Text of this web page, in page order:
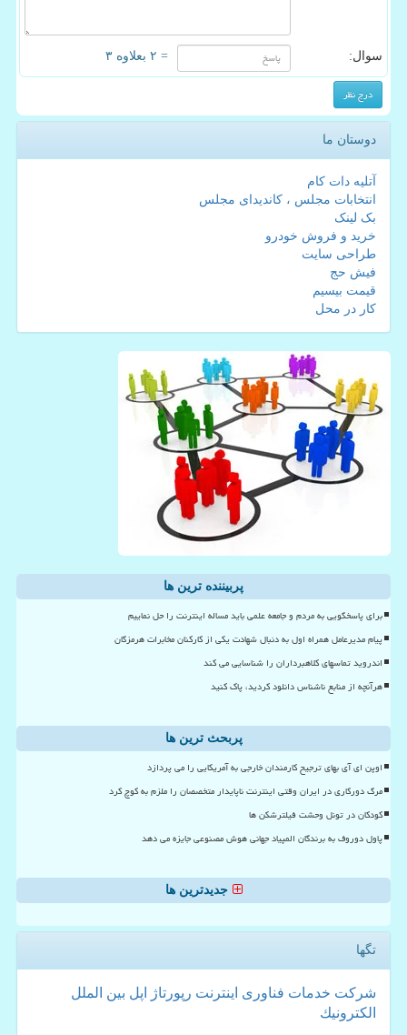
سوال: = ۲ بعلاوه ۳
دوستان ما
آتلیه دات کام
انتخابات مجلس ، کاندیدای مجلس
بک لینک
خرید و فروش خودرو
طراحی سایت
فیش حج
قیمت بیسیم
کار در محل
پربیننده ترین ها
برای پاسخگویی به مردم و جامعه علمی باید مساله اینترنت را حل نماییم
پیام مدیرعامل همراه اول به دنبال شهادت یکی از کارکنان مخابرات هرمزگان
اندروید تماسهای کلاهبرداران را شناسایی می کند
هرآنچه از منابع ناشناس دانلود کردید، پاک کنید
پربحث ترین ها
اوپن ای آی بهای ترجیح کارمندان خارجی به آمریکایی را می پردازد
مرگ دورکاری در ایران وقتی اینترنت ناپایدار متخصصان را ملزم به کوچ کرد
کودکان در تونل وحشت فیلترشکن ها
پاول دوروف به برندگان المپیاد جهانی هوش مصنوعی جایزه می دهد
جدیدترین ها
تگها
شركت خدمات فناوری اینترنت رپورتاژ اپل بین الملل
الكترونیك